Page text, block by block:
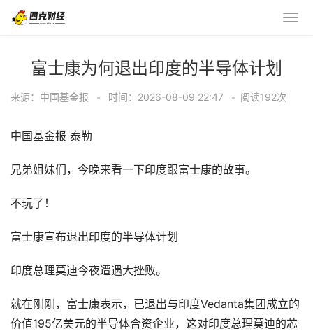
富士康为何退出印度的半导体计划
来源：中国基金报 • 时间：2026-08-09 22:47 • 阅读192次
中国基金报 泰勒
兄弟姐妹们，今晚来看一下印度跟富士康的故事。
不玩了！
富士康宣布退出印度的半导体计划
印度总理莫迪今夜遭遇大挫败。
就在刚刚，富士康表示，已退出与印度Vedanta集团成立的
价值195亿美元的半导体合资企业，这对印度总理莫迪的芯